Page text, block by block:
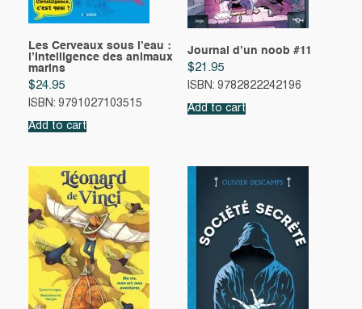
Les Cerveaux sous l’eau :
l’Intelligence des animaux
marins
$24.95
ISBN: 9791027103515
Add to cart
Journal d’un noob #11
$21.95
ISBN: 9782822242196
Add to cart